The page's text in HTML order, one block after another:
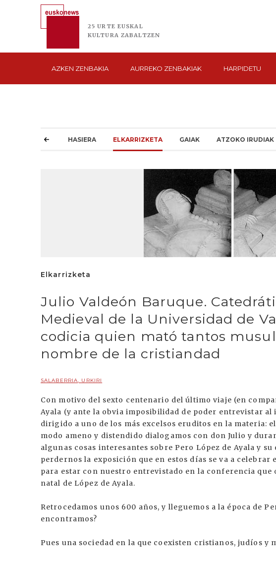
25 URTE EUSKAL
KULTURA ZABALTZEN
AZKEN ZENBAKIA AURREKO ZENBAKIAK HARPIDETU
HASIERA ELKARRIZKETA GAIAK ATZOKO IRUDIAK
Elkarrizketa
Julio Valdeón Baruque.
Medieval de la Universidad de
codicia quien mató tantos
nombre de la cristiandad
SALABERRIA, URKIRI
Con motivo del sexto centenario del último viaje (en
Ayala (y ante la obvia imposibilidad de poder entrevistar
dirigido a uno de los más excelsos eruditos en la materia:
modo ameno y distendido dialogamos con don Julio y
algunas cosas interesantes sobre Pero López de Ayala y
perdernos la exposición que en estos días se va a
para estar con nuestro entrevistado en la conferencia que
natal de López de Ayala.
Retrocedamos unos 600 años, y lleguemos a la época de
encontramos?
Pues una sociedad en la que coexisten cristianos, judíos y